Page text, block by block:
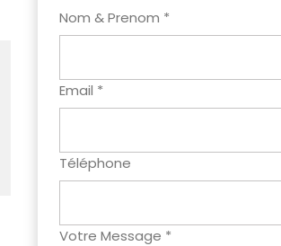
Nom & Prenom *
Email *
Téléphone
Votre Message *